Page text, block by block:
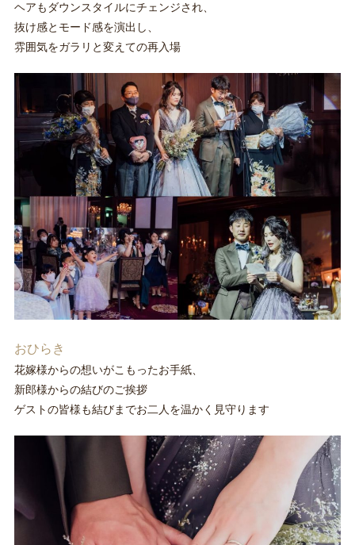
ヘアもダウンスタイルにチェンジされ、
抜け感とモード感を演出し、
雰囲気をガラリと変えての再入場
おひらき
花嫁様からの想いがこもったお手紙、
新郎様からの結びのご挨拶
ゲストの皆様も結びまでお二人を温かく見守ります